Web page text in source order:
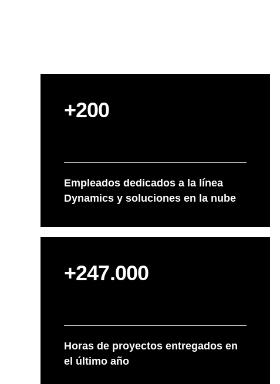
+200
Empleados dedicados a la línea
Dynamics y soluciones en la nube
+247.000
Horas de proyectos entregados en
el último año